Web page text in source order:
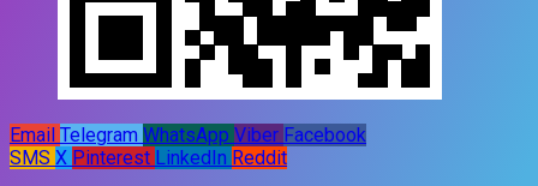
Email Telegram WhatsApp Viber Facebook
SMS X Pinterest LinkedIn Reddit